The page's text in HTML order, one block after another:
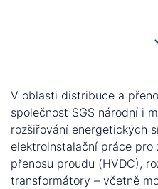
V oblasti distribuce a
společnost SGS národní i
rozšiřování energetických
elektroinstalační práce pro
přenosu proudu (HVDC),
transformátory – včetně